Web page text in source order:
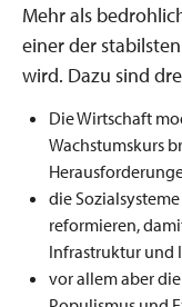
Mehr als
einer der
wird. Dazu sind
Die Wirtschaft
Wachstumskurs
die
reformieren,
Infrastruktur und
vor allem aber